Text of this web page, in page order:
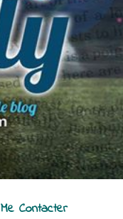
Me Contacter